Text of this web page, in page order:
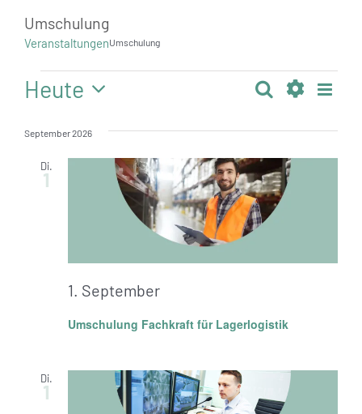
Jobs
Kontakt
Umschulung
VeranstaltungenUmschulung
Veranstaltungen
Suche
Ansichten,
Navigation
Suche
Anzeigen
Liste
Heute
wählen.
September 2026
Di.
1
Umschulung Fachkraft für Lagerlogistik
1. September
Di.
1